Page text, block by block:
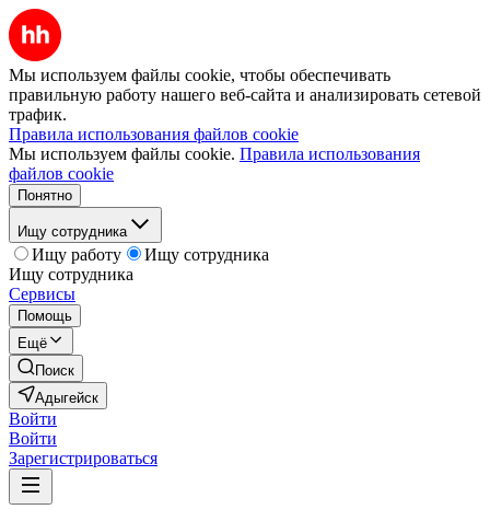
Мы используем файлы cookie, чтобы обеспечивать
правильную работу нашего веб-сайта и анализировать сетевой
трафик.
Правила использования файлов cookie
Мы используем файлы cookie. Правила использования
файлов cookie
Понятно
Ищу сотрудника
Ищу работу
Ищу сотрудника
Ищу сотрудника
Сервисы
Помощь
Ещё
Поиск
Адыгейск
Войти
Войти
Зарегистрироваться